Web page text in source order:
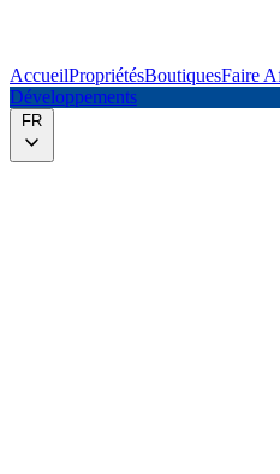
AccueilPropriétésBoutiquesFaire
Développements